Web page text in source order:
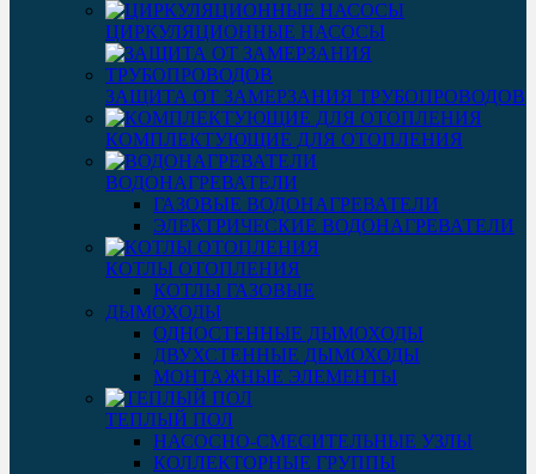
ЦИРКУЛЯЦИОННЫЕ НАСОСЫ
ЗАЩИТА ОТ ЗАМЕРЗАНИЯ ТРУБОПРОВОДОВ
КОМПЛЕКТУЮЩИЕ ДЛЯ ОТОПЛЕНИЯ
ВОДОНАГРЕВАТЕЛИ
ГАЗОВЫЕ ВОДОНАГРЕВАТЕЛИ
ЭЛЕКТРИЧЕСКИЕ ВОДОНАГРЕВАТЕЛИ
КОТЛЫ ОТОПЛЕНИЯ
КОТЛЫ ГАЗОВЫЕ
ДЫМОХОДЫ
ОДНОСТЕННЫЕ ДЫМОХОДЫ
ДВУХСТЕННЫЕ ДЫМОХОДЫ
МОНТАЖНЫЕ ЭЛЕМЕНТЫ
ТЕПЛЫЙ ПОЛ
НАСОСНО-СМЕСИТЕЛЬНЫЕ УЗЛЫ
КОЛЛЕКТОРНЫЕ ГРУППЫ